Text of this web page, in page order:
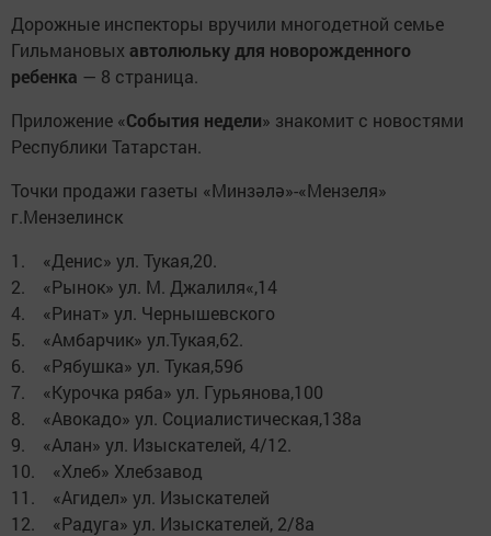
Дорожные инспекторы вручили многодетной семье
Гильмановых автолюльку для новорожденного
ребенка — 8 страница.
Приложение «События недели» знакомит с новостями
Республики Татарстан.
Точки продажи газеты «Минзәлә»-«Мензеля»
г.Мензелинск
1. «Денис» ул. Тукая,20.
2. «Рынок» ул. М. Джалиля«,14
4. «Ринат» ул. Чернышевского
5. «Амбарчик» ул.Тукая,62.
6. «Рябушка» ул. Тукая,59б
7. «Курочка ряба» ул. Гурьянова,100
8. «Авокадо» ул. Социалистическая,138а
9. «Алан» ул. Изыскателей, 4/12.
10. «Хлеб» Хлебзавод
11. «Агидел» ул. Изыскателей
12. «Радуга» ул. Изыскателей, 2/8а